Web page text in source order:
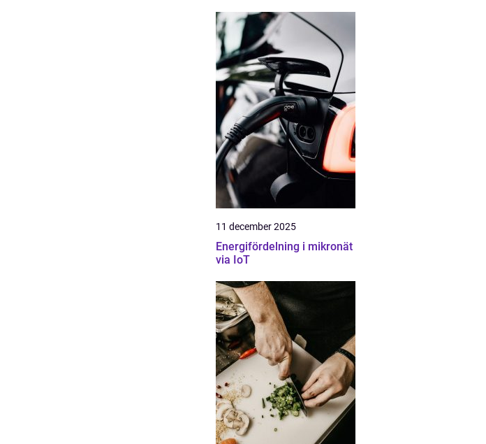
11 december 2025
Energifördelning i mikronät
via IoT